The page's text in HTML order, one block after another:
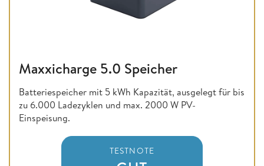
Maxxicharge 5.0 Speicher
Batteriespeicher mit 5 kWh Kapazität, ausgelegt für bis
zu 6.000 Ladezyklen und max. 2000 W PV-
Einspeisung.
TESTNOTE